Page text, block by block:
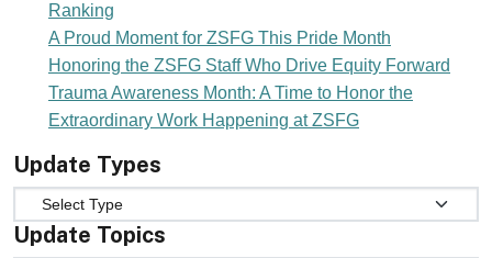
Ranking
A Proud Moment for ZSFG This Pride Month
Honoring the ZSFG Staff Who Drive Equity Forward
Trauma Awareness Month: A Time to Honor the
Extraordinary Work Happening at ZSFG
Update Types
Update Types
Update Topics